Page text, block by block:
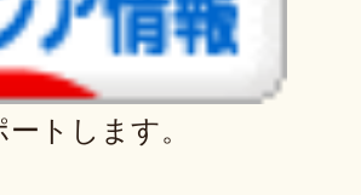
トします。